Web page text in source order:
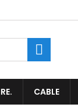
CABLE
une nouvelle liste
à votre liste